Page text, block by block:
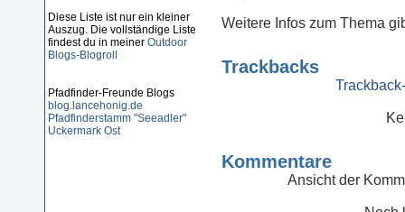
Diese Liste ist nur ein kleiner
Auszug. Die vollständige Liste
findest du in meiner Outdoor
Blogs-Blogroll
Pfadfinder-Freunde Blogs
blog.lancehonig.de
Pfadfinderstamm "Seeadler"
Uckermark Ost
Weitere Infos zum Thema
Trackbacks
Kommentare
Ansicht der